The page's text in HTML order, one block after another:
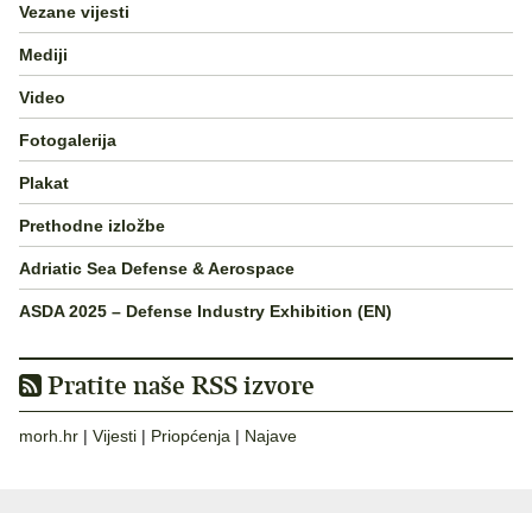
Vezane vijesti
Mediji
Video
Fotogalerija
Plakat
Prethodne izložbe
Adriatic Sea Defense & Aerospace
ASDA 2025 – Defense Industry Exhibition (EN)
Pratite naše RSS izvore
morh.hr | Vijesti | Priopćenja | Najave